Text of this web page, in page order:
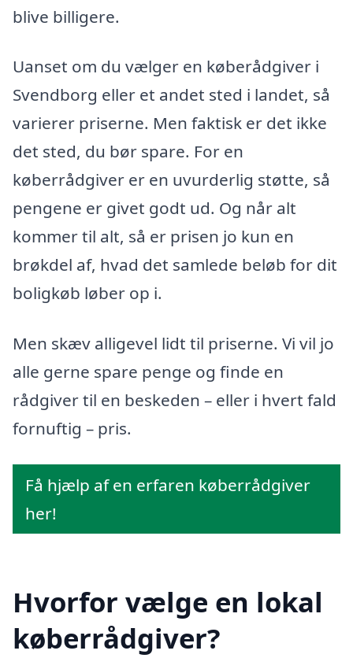
blive billigere.
Uanset om du vælger en køberådgiver i
Svendborg eller et andet sted i landet, så
varierer priserne. Men faktisk er det ikke
det sted, du bør spare. For en
køberrådgiver er en uvurderlig støtte, så
pengene er givet godt ud. Og når alt
kommer til alt, så er prisen jo kun en
brøkdel af, hvad det samlede beløb for dit
boligkøb løber op i.
Men skæv alligevel lidt til priserne. Vi vil jo
alle gerne spare penge og finde en
rådgiver til en beskeden – eller i hvert fald
fornuftig – pris.
Få hjælp af en erfaren køberrådgiver
her!
Hvorfor vælge en lokal
køberrådgiver?